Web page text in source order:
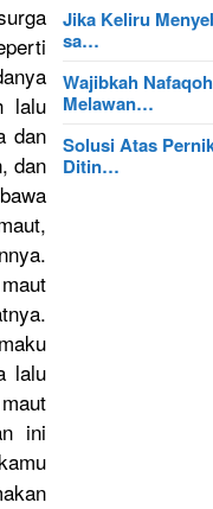
lalu
dan
dan
.
lalu
ini
Jika Keliru
sa…
Wajibkah
Melawan…
Solusi Atas
Ditin…